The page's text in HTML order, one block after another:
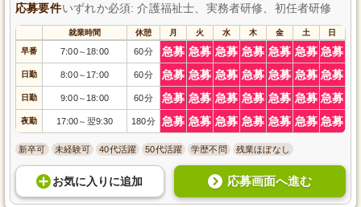
応募要件いずれか必須: 介護福祉士、実務者研修、初任者研修
就業時間 休憩 月 火 水 木 金 土 日
早番 7:00～ 18:00 60分 急募 急募 急募 急募 急募 急募 急募
日勤 8:00～ 17:00 60分 急募 急募 急募 急募 急募 急募 急募
日勤 9:00～ 18:00 60分 急募 急募 急募 急募 急募 急募 急募
夜勤 17:00～ 翌9:30 180分 急募 急募 急募 急募 急募 急募 急募
新卒可 未経験可 40代活躍 50代活躍 学歴不問 残業ほぼなし
お気に入り に追加 応募画面へ進む